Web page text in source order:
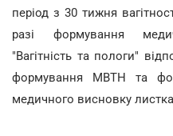
період з 30 тижня
разі формування
"Вагітність та пологи"
формування МВТН та
медичного висновку